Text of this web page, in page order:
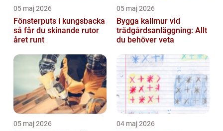
05 maj 2026
Fönsterputs i kungsbacka
så får du skinande rutor
året runt
05 maj 2026
Bygga kallmur vid
trädgårdsanläggning: Allt
du behöver veta
05 maj 2026 04 maj 2026